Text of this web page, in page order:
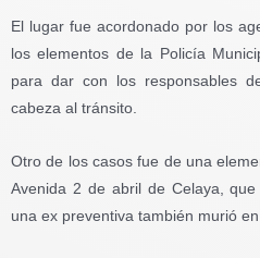
El lugar fue acordonado por los
los elementos de la Policía
para dar con los responsables
cabeza al tránsito.
Otro de los casos fue de una
Avenida 2 de abril de Celaya,
una ex preventiva también murió en